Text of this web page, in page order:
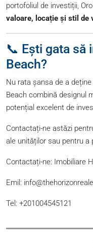
portofoliul de investiții,
valoare, locație și stil de
📞 Ești gata să
Beach?
Nu rata șansa de a
Beach combină designul
potențial excelent de
Contactați-ne astăzi
ale unităților sau pentru a
Contactați-ne: Imobiliare
Emil:
Tel: +201004545121